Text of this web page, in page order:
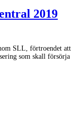
2019
SLL, förtroendet att
som skall försörja